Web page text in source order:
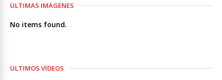
ÚLTIMAS IMÁGENES
No items found.
ÚLTIMOS VÍDEOS